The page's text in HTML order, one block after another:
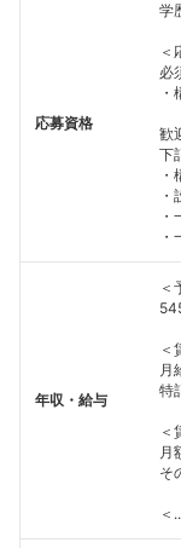
応募資格
学
＜
必
歓
下
年収・給与
＜
＜
月
特
＜
月
そ
＜